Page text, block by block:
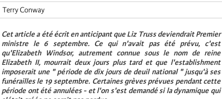
Terry Conway
Cet article a été écrit en anticipant que Liz Truss deviendrait Premier
ministre le 6 septembre. Ce qui n'avait pas été prévu, c'est
qu'Elizabeth Windsor, autrement connue sous le nom de reine
Elizabeth II, mourrait deux jours plus tard et que l'establishment
imposerait une " période de dix jours de deuil national " jusqu'à ses
funérailles le 19 septembre. Certaines grèves prévues pendant cette
période ont été annulées - et l'on s'est demandé si la dynamique qui